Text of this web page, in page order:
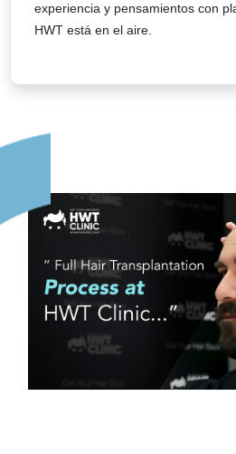
experiencia y pensamientos con
HWT está en el aire.